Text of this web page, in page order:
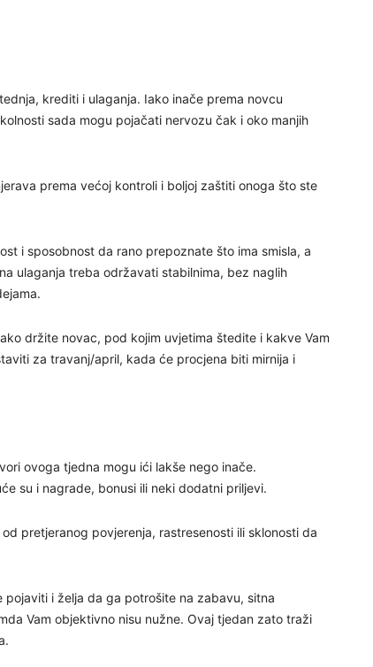
krediti i ulaganja. Iako inače prema novcu
sada mogu pojačati nervozu čak i oko manjih
prema većoj kontroli i boljoj zaštiti onoga što ste
i sposobnost da rano prepoznate što ima smisla, a
ulaganja treba održavati stabilnima, bez naglih
držite novac, pod kojim uvjetima štedite i kakve Vam
za travanj/april, kada će procjena biti mirnija i
ovoga tjedna mogu ići lakše nego inače.
su i nagrade, bonusi ili neki dodatni priljevi.
pretjeranog povjerenja, rastresenosti ili sklonosti da
i želja da ga potrošite na zabavu, sitna
Vam objektivno nisu nužne. Ovaj tjedan zato traži